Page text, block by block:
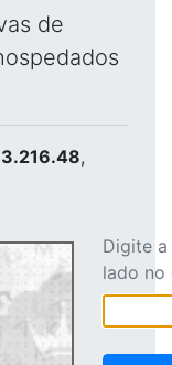
de
,
Digite
lado no